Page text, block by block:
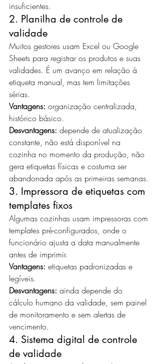
insuficientes.
2. Planilha de controle de
validade
Muitos gestores usam Excel ou Google
Sheets para registrar os produtos e suas
validades. É um avanço em relação à
etiqueta manual, mas tem limitações
sérias.
Vantagens: organização centralizada,
histórico básico.
Desvantagens: depende de atualização
constante, não está disponível na
cozinha no momento da produção, não
gera etiquetas físicas e costuma ser
abandonada após as primeiras semanas.
3. Impressora de etiquetas com
templates fixos
Algumas cozinhas usam impressoras com
templates pré-configurados, onde o
funcionário ajusta a data manualmente
antes de imprimir.
Vantagens: etiquetas padronizadas e
legíveis.
Desvantagens: ainda depende do
cálculo humano da validade, sem painel
de monitoramento e sem alertas de
vencimento.
4. Sistema digital de controle
de validade